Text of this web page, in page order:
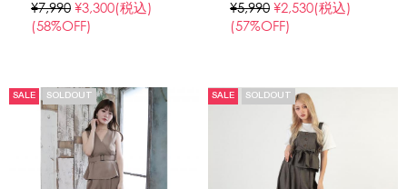
¥7,990 ¥3,300(税込)
(58%OFF)
¥5,990 ¥2,530(税込)
(57%OFF)
SALE SOLDOUT SALE SOLDOUT